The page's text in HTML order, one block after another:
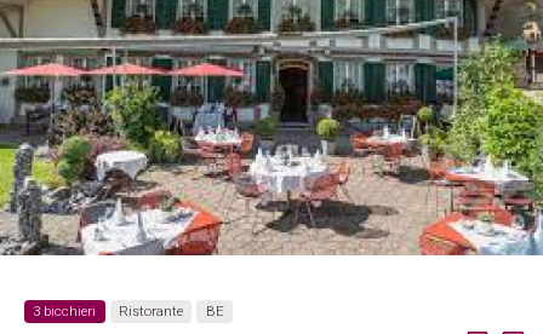
3 bicchieri Ristorante BE